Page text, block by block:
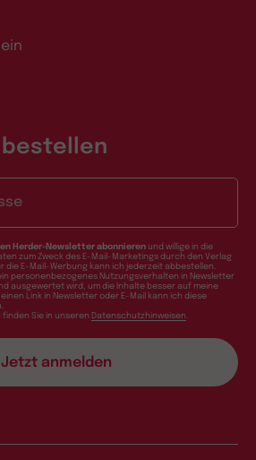
Herder-Newsletter abonnieren und willige in die
zum Zweck des E-Mail-Marketings durch den Verlag
die E-Mail-Werbung kann ich jederzeit abbestellen.
personenbezogenes Nutzungsverhalten in Newsletter
ausgewertet wird, um die Inhalte besser auf meine
Link in Newsletter oder E-Mail kann ich diese
Sie in unseren Datenschutzhinweisen